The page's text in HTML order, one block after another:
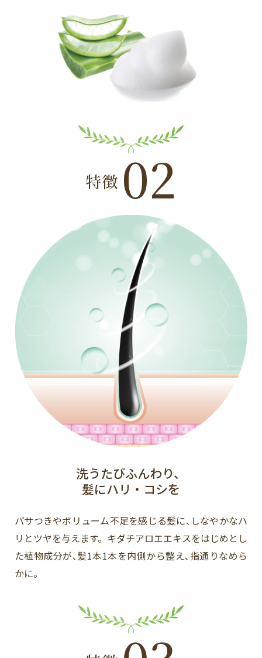
特徴 02
洗うたびふんわり、
髪にハリ・コシを
パサつきやボリューム不足を感じる髪に､しなやかなハ
リとツヤを与えます。キダチアロエエキスをはじめとし
た植物成分が､髪1本1本を内側から整え､指通りなめら
かに。